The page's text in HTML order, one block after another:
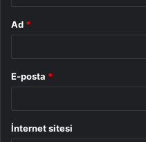
Ad *
E-posta *
İnternet sitesi